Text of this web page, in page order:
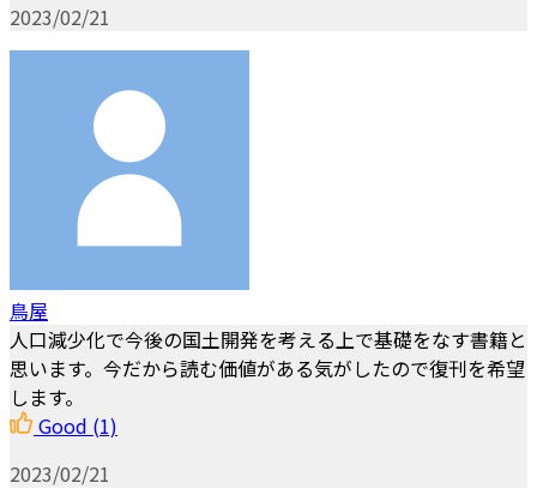
2023/02/21
鳥屋
人口減少化で今後の国土開発を考える上で基礎をなす書籍と
思います。今だから読む価値がある気がしたので復刊を希望
します。
Good (1)
2023/02/21